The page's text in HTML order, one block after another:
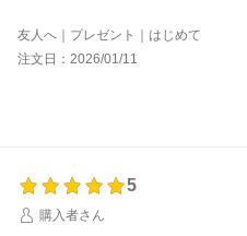
友人曰く高級な〇見だいふく、
でいてどれも美味しいそうです。
最中の方もいちごソースが美味
お値段も手頃なのでアイス好き
友人へ｜プレゼント｜はじめて
注文日：2026/01/11
5
購入者さん